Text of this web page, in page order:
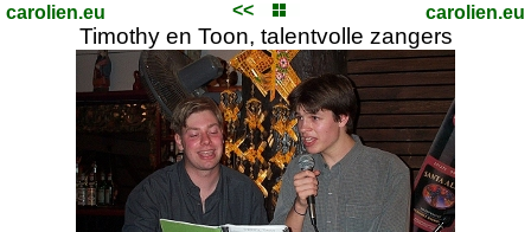
carolien.eu << carolien.eu
Timothy en Toon, talentvolle zangers